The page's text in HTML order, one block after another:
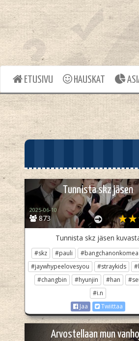
ETUSIVU HAUSKAT
Tunnista skz jäsen
873
2025-06-10
Tunnista skz jäsen
#skz #pauli #bangchanonkomea
#jaywhypeelovesyou
#straykids
#changbin
#hyunjin #han
#i.n
Jaa
Twiittaa
Arvostellaan mun